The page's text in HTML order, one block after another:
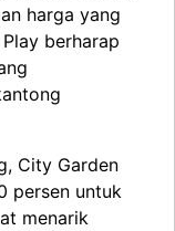
harga yang
berharap
City Garden
persen untuk
menarik